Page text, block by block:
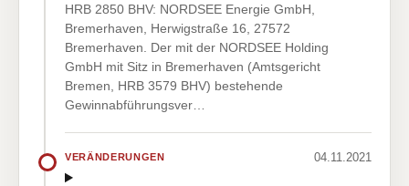
HRB 2850 BHV: NORDSEE Energie GmbH,
Bremerhaven, Herwigstraße 16, 27572
Bremerhaven. Der mit der NORDSEE Holding
GmbH mit Sitz in Bremerhaven (Amtsgericht
Bremen, HRB 3579 BHV) bestehende
Gewinnabführungsver…
VERÄNDERUNGEN 04.11.2021